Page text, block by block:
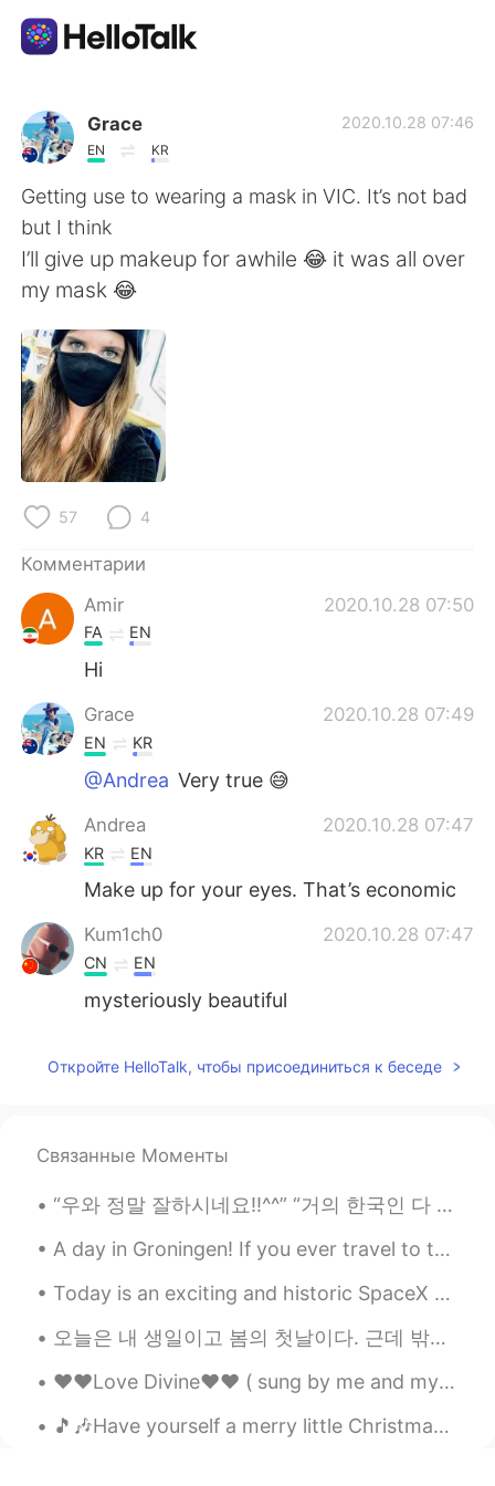
Приложение для Языкового Обмена
AI Grammar Checker
Русский
English
繁體中文
العربية
Deutsch
한국어
Indonesia
Türkçe
Português
Grace
EN KR
2020.10.28 07:46
Getting use to wearing a mask in VIC. It’s not bad
but I think
I’ll give up makeup for awhile 😂 it was all over
my mask 😂
57 4
Комментарии
Amir
2020.10.28 07:50
FA EN
Hi
Grace 2020.10.28 07:49
EN KR
@Andrea Very true 😅
Andrea 2020.10.28 07:47
KR EN
Make up for your eyes. That’s economic
Kum1ch0 2020.10.28 07:47
CN EN
mysteriously beautiful
Откройте HelloTalk, чтобы присоединиться к беседе
Связанные Моменты
“우와 정말 잘하시네요!!^^” “거의 한국인 다 됐네!~~” “한국 사람과 대화하는 것 같았어요~~” 여기 외국인들은 한국인과 대화하면서 이거 중에 적어도 한가지는 들어봤...
A day in Groningen! If you ever travel to the Netherlands I highly recommend visiting the city G...
Today is an exciting and historic SpaceX & NASA launch here in Florida! 🚀👨‍🚀 I'll be watching the...
오늘은 내 생일이고 봄의 첫날이다. 근데 밖에 보면 날씨가 흐리고 비도 오다. 2020, 2021년에 생일날을 이 날씨처럼 비슷하게 생각하다. 내년에 따듯한 봄이 왔으면 좋겠...
❤️❤️Love Divine❤️❤️ ( sung by me and my sister. Song written by her ) Verse 1 Everyone wanders...
🎵🎶Have yourself a merry little Christmas Let your heart be light From now on Our troubles will ...